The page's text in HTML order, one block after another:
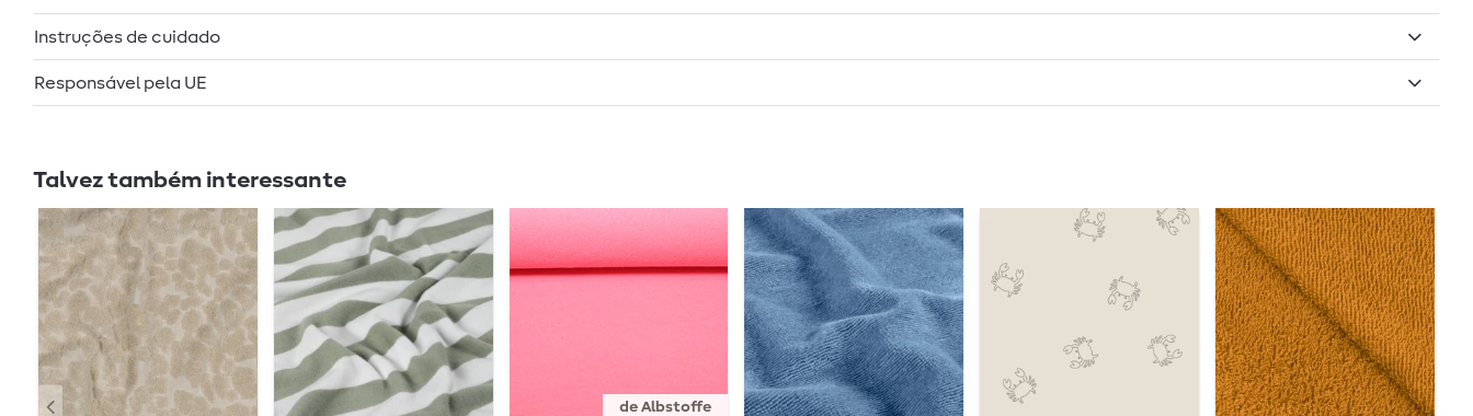
Instruções de cuidado
Responsável pela UE
Talvez também interessante
de Albstoffe